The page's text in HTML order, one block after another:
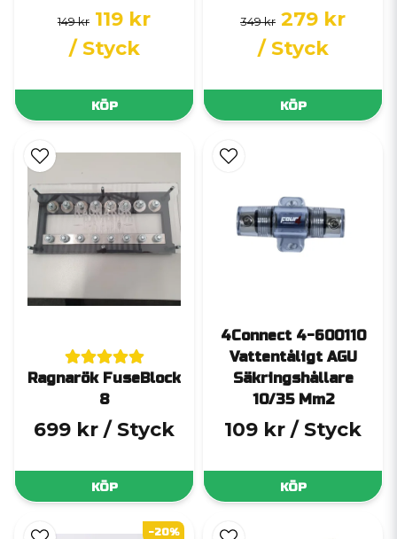
149 kr 119 kr
/ Styck
KÖP
349 kr 279 kr
/ Styck
KÖP
Ragnarök FuseBlock
8
699 kr / Styck
KÖP
4Connect 4-600110
Vattentåligt AGU
Säkringshållare
10/35 Mm2
109 kr / Styck
KÖP
-20%